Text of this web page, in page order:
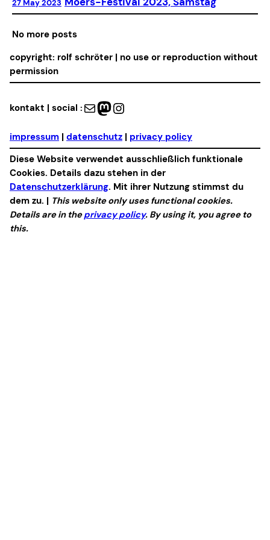
27 May 2023
No more posts
copyright: rolf schröter | no use or reproduction without
permission
kontakt | social : Mail Mastodon Instagram
impressum | datenschutz | privacy policy
Diese Website verwendet ausschließlich funktionale
Cookies. Details dazu stehen in der
Datenschutzerklärung. Mit ihrer Nutzung stimmst du
dem zu. | This website only uses functional cookies.
Details are in theprivacy policy. By using it, you agree to
this.